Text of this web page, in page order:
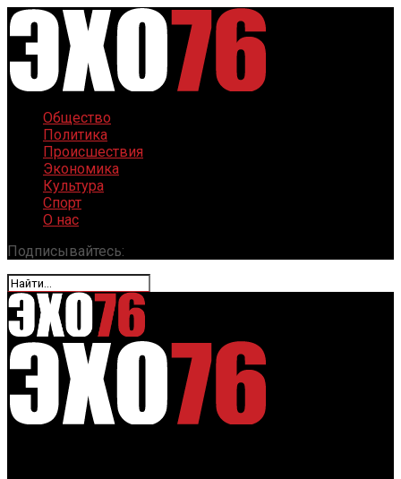
Общество
Политика
Происшествия
Экономика
Культура
Спорт
О нас
Подписывайтесь: